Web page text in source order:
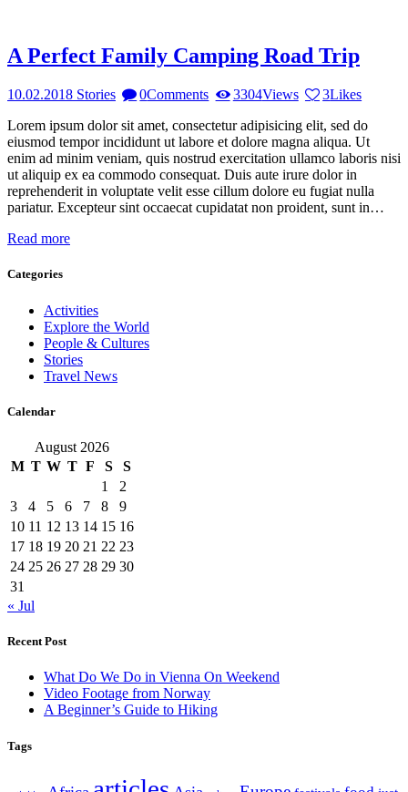
A Perfect Family Camping Road Trip
10.02.2018 Stories 0Comments 3304Views 3Likes
Lorem ipsum dolor sit amet, consectetur adipisicing elit, sed do
eiusmod tempor incididunt ut labore et dolore magna aliqua. Ut
enim ad minim veniam, quis nostrud exercitation ullamco laboris nisi
ut aliquip ex ea commodo consequat. Duis aute irure dolor in
reprehenderit in voluptate velit esse cillum dolore eu fugiat nulla
pariatur. Excepteur sint occaecat cupidatat non proident, sunt in…
Read more
Categories
Activities
Explore the World
People & Cultures
Stories
Travel News
Calendar
August 2026
M T W T F S
S
1
2
3
4 5 6 7 8
9
10 11 12 13 14 15 16
17 18 19 20 21 22 23
24 25 26 27 28 29 30
31
« Jul
Recent Post
What Do We Do in Vienna On Weekend
Video Footage from Norway
A Beginner’s Guide to Hiking
Tags